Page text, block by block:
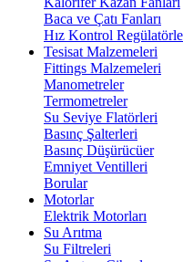
Baca ve Çatı Fanları
Hız Kontrol
Tesisat Malzemeleri
Fittings Malzemeleri
Manometreler
Termometreler
Su Seviye Flatörleri
Basınç Şalterleri
Basınç Düşürücüer
Emniyet Ventilleri
Borular
Motorlar
Elektrik Motorları
Su Arıtma
Su Filtreleri